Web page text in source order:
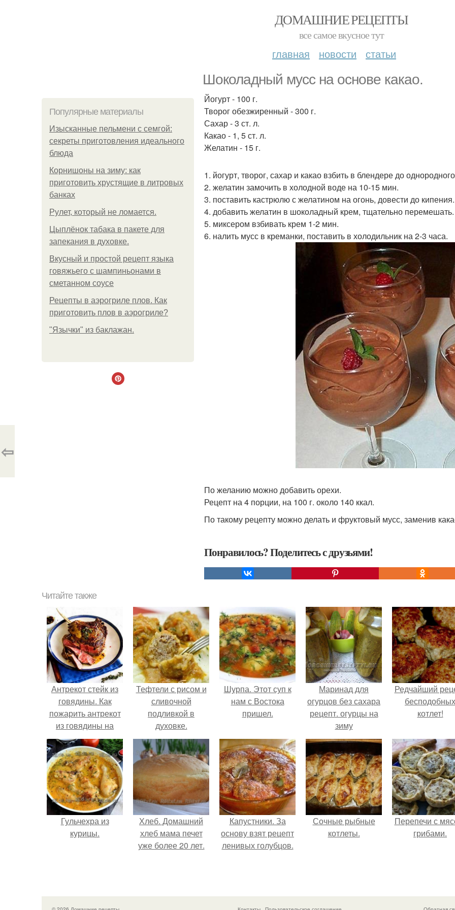
ДОМАШНИЕ РЕЦЕПТЫ
все самое вкусное тут
главная новости статьи
Шоколадный мусс на основе какао.
Популярные материалы
Изысканные пельмени с семгой:
секреты приготовления идеального
блюда
Корнишоны на зиму: как
приготовить хрустящие в литровых
банках
Рулет, который не ломается.
Цыплёнок табака в пакете для
запекания в духовке.
Вкусный и простой рецепт языка
говяжьего с шампиньонами в
сметанном соусе
Рецепты в аэрогриле плов. Как
приготовить плов в аэрогриле?
"Язычки" из баклажан.
Йогурт - 100 г.
Творог обезжиренный - 300 г.
Сахар - 3 ст. л.
Какао - 1, 5 ст. л.
Желатин - 15 г.
1. йогурт, творог, сахар и какао взбить в блендере до
2. желатин замочить в холодной воде на 10-15 мин.
3. поставить кастрюлю с желатином на огонь, довести до кипения.
4. добавить желатин в шоколадный крем, тщательно перемешать.
5. миксером взбивать крем 1-2 мин.
6. налить мусс в креманки, поставить в холодильник на 2-3 часа.
По желанию можно добавить орехи.
Рецепт на 4 порции, на 100 г. около 140 ккал.
По такому рецепту можно делать и фруктовый мусс, заменив
Понравилось? Поделитесь с друзьями!
⇦
Читайте также
Антрекот стейк из
говядины. Как
пожарить антрекот
из говядины на
сковороде
Тефтели с рисом и
сливочной
подливкой в
духовке.
Шурпа. Этот суп к
нам с Востока
пришел.
Маринад для
огурцов без сахара
рецепт. огурцы на
зиму
Редчайший
бесподобных
котлет!
Гульчехра из
курицы.
Хлеб. Домашний
хлеб мама печет
уже более 20 лет.
Капустники. За
основу взят рецепт
ленивых голубцов.
Сочные рыбные
котлеты.
Перепечи с
грибами.